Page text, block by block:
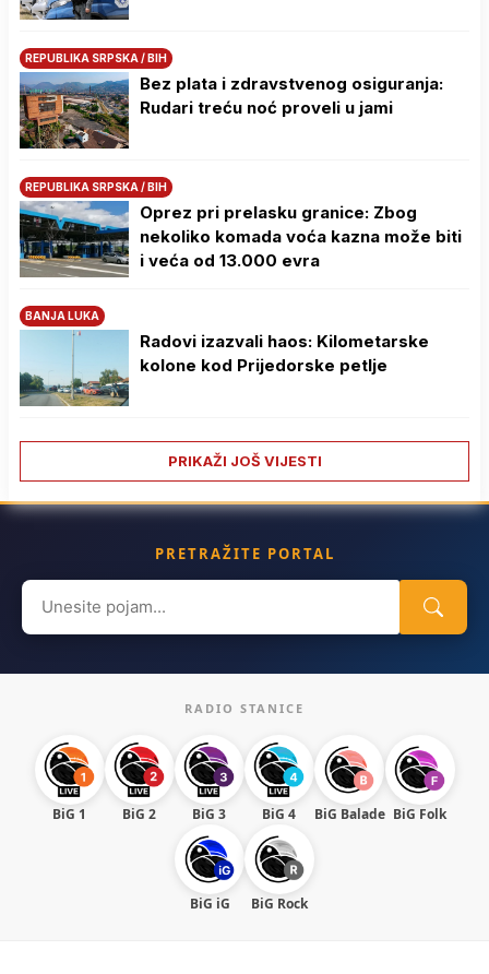
REPUBLIKA SRPSKA / BIH
Bez plata i zdravstvenog osiguranja:
Rudari treću noć proveli u jami
REPUBLIKA SRPSKA / BIH
Oprez pri prelasku granice: Zbog
nekoliko komada voća kazna može biti
i veća od 13.000 evra
BANJA LUKA
Radovi izazvali haos: Kilometarske
kolone kod Prijedorske petlje
PRIKAŽI JOŠ VIJESTI
PRETRAŽITE PORTAL
Search
for:
RADIO STANICE
BiG 1 BiG 2 BiG 3 BiG 4 BiG Balade BiG Folk
BiG iG BiG Rock